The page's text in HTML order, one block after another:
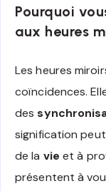
Pourquoi
aux heures
Les heures
coïncidences.
des
signification
de la vie et à
présentent à